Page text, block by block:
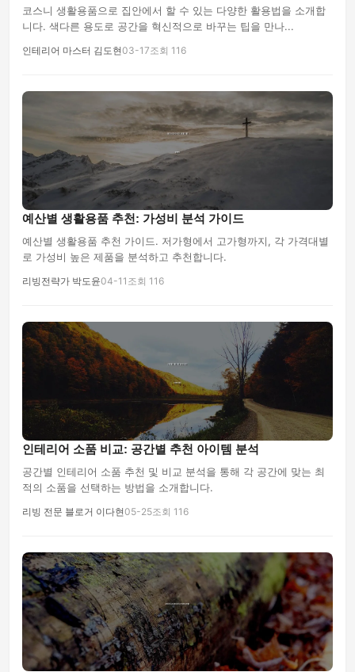
코스니 생활용품으로 집안에서 할 수 있는 다양한 활용법을 소개합
니다. 색다른 용도로 공간을 혁신적으로 바꾸는 팁을 만나...
인테리어 마스터 김도현03-17조회 116
예산별 생활용품 추천: 가성비 분석 가이드
예산별 생활용품 추천 가이드. 저가형에서 고가형까지, 각 가격대별
로 가성비 높은 제품을 분석하고 추천합니다.
리빙전략가 박도윤04-11 조회 116
인테리어 소품 비교: 공간별 추천 아이템 분석
공간별 인테리어 소품 추천 및 비교 분석을 통해 각 공간에 맞는 최
적의 소품을 선택하는 방법을 소개합니다.
리빙 전문 블로거 이다현05-25조회 116